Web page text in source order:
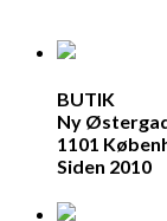
BUTIK
Ny
1101
Siden 2010